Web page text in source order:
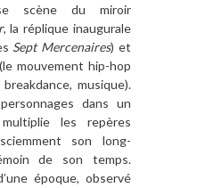
scène du miroir
, la réplique inaugurale
Sept Mercenaires) et
mouvement hip-hop
musique).
dans un
les repères
son long-
de son temps.
époque, observé